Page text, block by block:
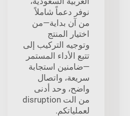
نوفر دعماً شاملاً
من آن بداية—من
اختيار المنتج
وتوجيه التركيب إلى
تتبع الأداء المستمر
—ضامنين استجابة
سريعة، واتصال
واضح، وحد أدنى
من الت disruption
لعملياتكم.